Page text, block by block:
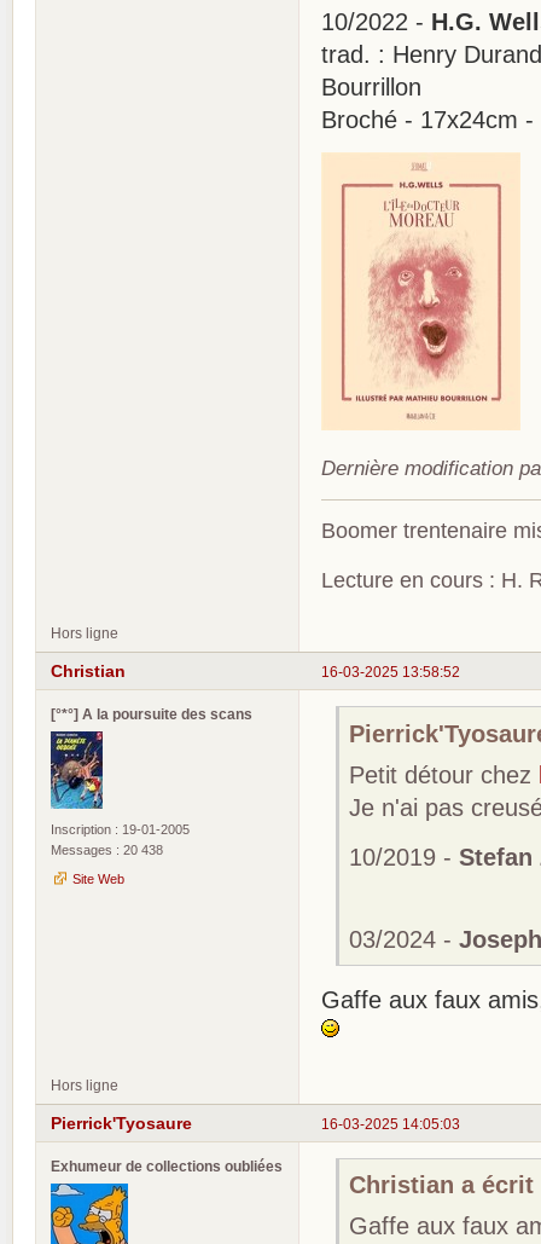
10/2022 - H.G.
trad. : Henry
Bourrillon
Broché - 17x24cm
Dernière modification
Boomer trentenaire
Lecture en cours : H.
Hors ligne
16-03-2025 13:58:52
Christian
[°*°] A la poursuite des scans
Inscription : 19-01-2005
Messages : 20 438
Site Web
Petit détour chez
Je n'ai pas
10/2019 -Stefan
03/2024 -
Gaffe aux faux
Hors ligne
16-03-2025 14:05:03
Pierrick'Tyosaure
Exhumeur de collections oubliées
Christian a écrit
Gaffe aux faux